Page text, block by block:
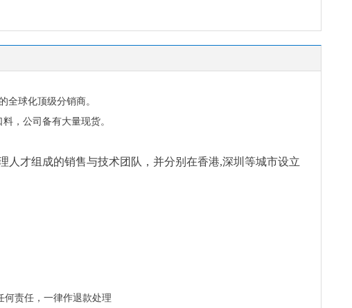
球化顶级分销商。
，公司备有大量现货。
才组成的销售与技术团队，并分别在香港,深圳等城市设立
何责任，一律作退款处理